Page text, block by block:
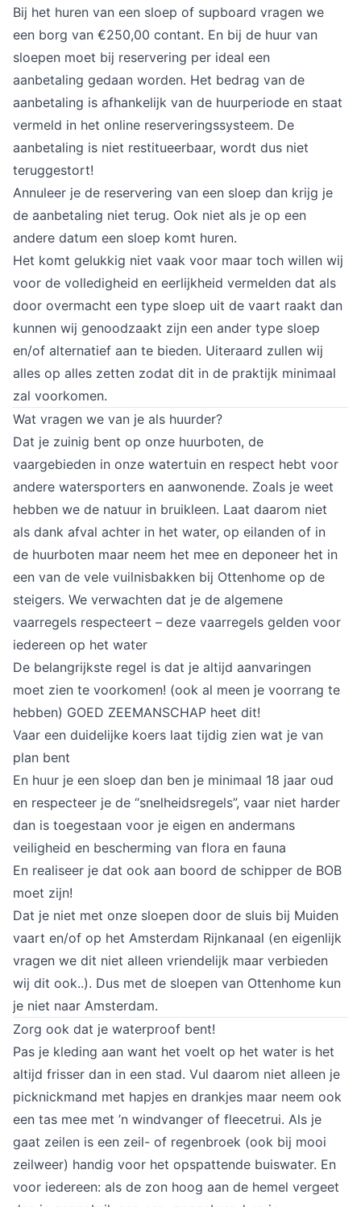
Bij het huren van een sloep of supboard vragen we
een borg van €250,00 contant. En bij de huur van
sloepen moet bij reservering per ideal een
aanbetaling gedaan worden. Het bedrag van de
aanbetaling is afhankelijk van de huurperiode en staat
vermeld in het online reserveringssysteem. De
aanbetaling is niet restitueerbaar, wordt dus niet
teruggestort!
Annuleer je de reservering van een sloep dan krijg je
de aanbetaling niet terug. Ook niet als je op een
andere datum een sloep komt huren.
Het komt gelukkig niet vaak voor maar toch willen wij
voor de volledigheid en eerlijkheid vermelden dat als
door overmacht een type sloep uit de vaart raakt dan
kunnen wij genoodzaakt zijn een ander type sloep
en/of alternatief aan te bieden. Uiteraard zullen wij
alles op alles zetten zodat dit in de praktijk minimaal
zal voorkomen.
Wat vragen we van je als huurder?
Dat je zuinig bent op onze huurboten, de
vaargebieden in onze watertuin en respect hebt voor
andere watersporters en aanwonende. Zoals je weet
hebben we de natuur in bruikleen. Laat daarom niet
als dank afval achter in het water, op eilanden of in
de huurboten maar neem het mee en deponeer het in
een van de vele vuilnisbakken bij Ottenhome op de
steigers. We verwachten dat je de algemene
vaarregels respecteert – deze vaarregels gelden voor
iedereen op het water
De belangrijkste regel is dat je altijd aanvaringen
moet zien te voorkomen! (ook al meen je voorrang te
hebben) GOED ZEEMANSCHAP heet dit!
Vaar een duidelijke koers laat tijdig zien wat je van
plan bent
En huur je een sloep dan ben je minimaal 18 jaar oud
en respecteer je de “snelheidsregels”, vaar niet harder
dan is toegestaan voor je eigen en andermans
veiligheid en bescherming van flora en fauna
En realiseer je dat ook aan boord de schipper de BOB
moet zijn!
Dat je niet met onze sloepen door de sluis bij Muiden
vaart en/of op het Amsterdam Rijnkanaal (en eigenlijk
vragen we dit niet alleen vriendelijk maar verbieden
wij dit ook..). Dus met de sloepen van Ottenhome kun
je niet naar Amsterdam.
Zorg ook dat je waterproof bent!
Pas je kleding aan want het voelt op het water is het
altijd frisser dan in een stad. Vul daarom niet alleen je
picknickmand met hapjes en drankjes maar neem ook
een tas mee met ’n windvanger of fleecetrui. Als je
gaat zeilen is een zeil- of regenbroek (ook bij mooi
zeilweer) handig voor het opspattende buiswater. En
voor iedereen: als de zon hoog aan de hemel vergeet